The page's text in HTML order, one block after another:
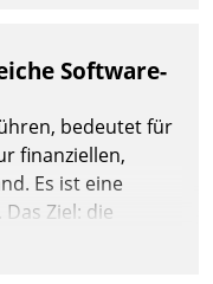
Software-
bedeutet für
finanziellen,
Es ist eine
Ziel: die
Damit
Grundregeln